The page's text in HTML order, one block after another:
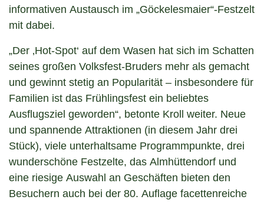
informativen Austausch im „Göckelesmaier“-Festzelt
mit dabei.
„Der ‚Hot-Spot‘ auf dem Wasen hat sich im Schatten
seines großen Volksfest-Bruders mehr als gemacht
und gewinnt stetig an Popularität – insbesondere für
Familien ist das Frühlingsfest ein beliebtes
Ausflugsziel geworden“, betonte Kroll weiter. Neue
und spannende Attraktionen (in diesem Jahr drei
Stück), viele unterhaltsame Programmpunkte, drei
wunderschöne Festzelte, das Almhüttendorf und
eine riesige Auswahl an Geschäften bieten den
Besuchern auch bei der 80. Auflage facettenreiche